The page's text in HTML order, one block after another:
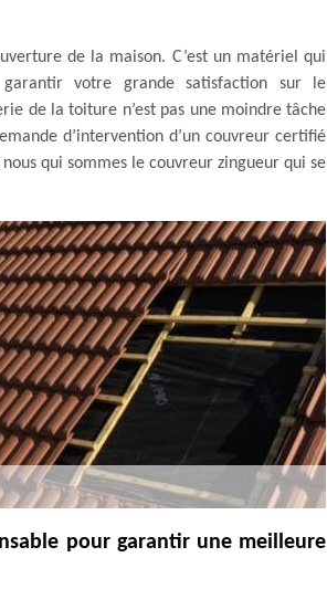
de la maison. C’est un matériel qui
votre grande satisfaction sur le
de la toiture n’est pas une moindre tâche
d’intervention d’un couvreur certifié
qui sommes le couvreur zingueur qui se
pour garantir une meilleure